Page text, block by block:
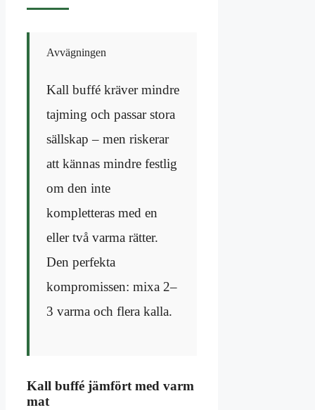
Avvägningen
Kall buffé kräver mindre
tajming och passar stora
sällskap – men riskerar
att kännas mindre festlig
om den inte
kompletteras med en
eller två varma rätter.
Den perfekta
kompromissen: mixa 2–
3 varma och flera kalla.
Kall buffé jämfört med varm
mat